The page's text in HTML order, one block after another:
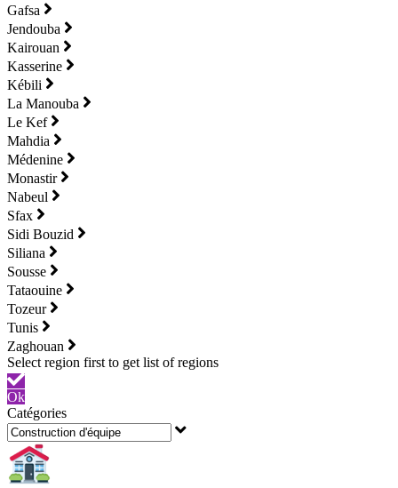
Gafsa
Jendouba
Kairouan
Kasserine
Kébili
La Manouba
Le Kef
Mahdia
Médenine
Monastir
Nabeul
Sfax
Sidi Bouzid
Siliana
Sousse
Tataouine
Tozeur
Tunis
Zaghouan
Ok
Catégories